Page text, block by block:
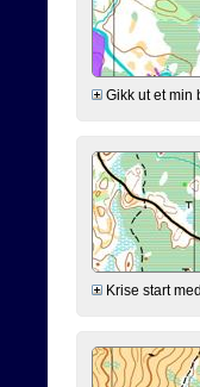
Gikk ut et min
Krise start